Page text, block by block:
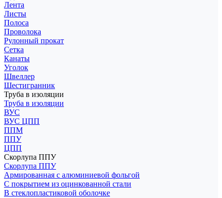
Лента
Листы
Полоса
Проволока
Рулонный прокат
Сетка
Канаты
Уголок
Швеллер
Шестигранник
Труба в изоляции
Труба в изоляции
ВУС
ВУС ЦПП
ППМ
ППУ
ЦПП
Скорлупа ППУ
Скорлупа ППУ
Армированная с алюминиевой фольгой
С покрытием из оцинкованной стали
В стеклопластиковой оболочке